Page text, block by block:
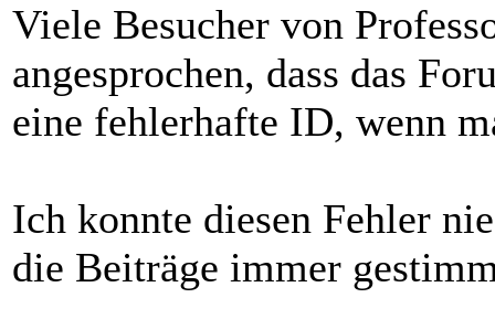
Viele Besucher von
angesprochen, dass das
eine fehlerhafte ID, wenn
Ich konnte diesen Fehler
die Beiträge immer